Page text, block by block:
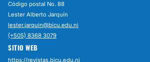
Código postal No. 88
Lester Alberto Jarquín
lester.jarquin@bicu.edu.ni
(+505) 8368 3079
SITIO WEB
https://revistas.bicu.edu.ni